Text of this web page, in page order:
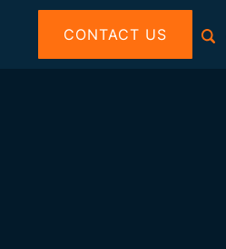
CONTACT US